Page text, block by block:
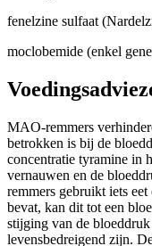
fenelzine sulfaat
moclobemide (enkel
MAO-remmers
betrokken is bij de
concentratie tyramine in
vernauwen en de
remmers gebruikt iets
bevat, kan dit tot een
stijging van de
levensbedreigend zijn.